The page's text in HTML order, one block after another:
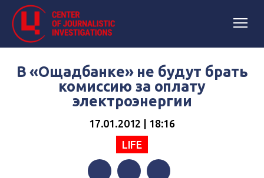
В «Ощадбанке» не будут брать
комиссию за оплату
электроэнергии
17.01.2012 | 18:16
LIFE